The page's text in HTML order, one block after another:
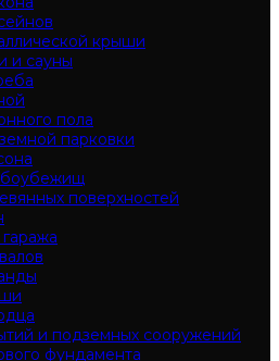
крыши
и сауны
пола
парковки
поверхностей
и подземных сооружений
фундамента